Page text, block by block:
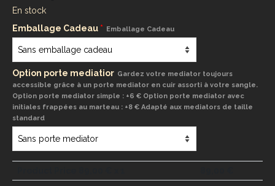
En stock
Emballage Cadeau * Emballage Cadeau
Option porte mediatior Gardez votre mediator toujours
accessible grâce à un porte mediator en cuir assorti à votre sangle.
Option porte mediator simple : +6 € Option porte mediator avec
initiales frappées au marteau : +8 € Adapté aux mediators de taille
standard